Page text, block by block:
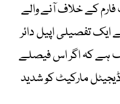
کے خلاف آنے والے
تفصیلی اپیل دائر
ہے کہ اگر اس فیصلے
مارکیٹ کو شدید